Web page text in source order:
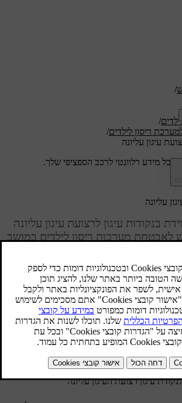
/
/
למערכת ריסון לילדים/
עיגון עליונה
קבל מידע רלוונטי לרכב הספציפי שלך.
עליונה
בנקודות עיגון לרצועת עיגון עליונה
לאבטחת מערכות ריסון לילדים במושב
העיגון לרצועת עיגון עליונה בשילוב עם שיטות
מערכות ריסון לילדים מסוגים שונים.
עיגון רצועת העיגון עליונה